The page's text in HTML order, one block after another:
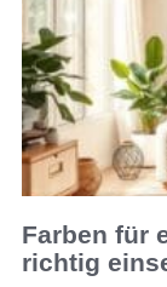
Farben für
richtig